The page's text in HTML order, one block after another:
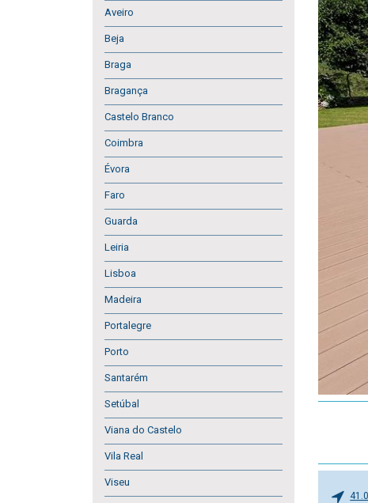
Aveiro
Beja
Braga
Bragança
Castelo Branco
Coimbra
Évora
Faro
Guarda
Leiria
Lisboa
Madeira
Portalegre
Porto
Santarém
Setúbal
Viana do Castelo
Vila Real
Viseu